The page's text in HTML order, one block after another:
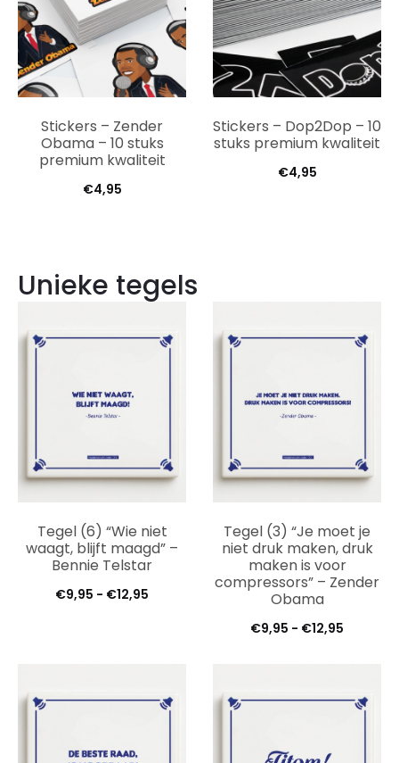
Stickers – Zender
Obama – 10 stuks
premium kwaliteit
€4,95
Stickers – Dop2Dop – 10
stuks premium kwaliteit
€4,95
Unieke tegels
Tegel (6) “Wie niet
waagt, blijft maagd” –
Bennie Telstar
€9,95 - €12,95
Tegel (3) “Je moet je
niet druk maken, druk
maken is voor
compressors” – Zender
Obama
€9,95 - €12,95
€12,95